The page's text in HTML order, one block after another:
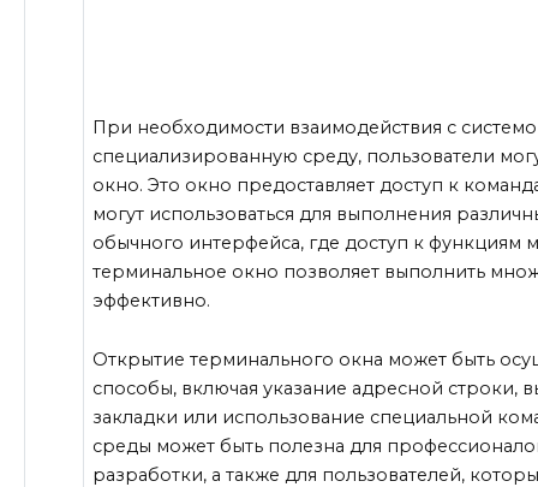
При необходимости взаимодействия с
специализированную среду, пользователи
окно. Это окно предоставляет доступ к
могут использоваться для выполнения
обычного интерфейса, где доступ к функциям
терминальное окно позволяет выполнить
эффективно.
Открытие терминального окна может быть
способы, включая указание адресной строки,
закладки или использование специальной
среды может быть полезна для
разработки, а также для пользователей,